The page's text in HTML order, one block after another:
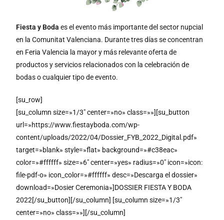
Fiesta y Boda es el evento más importante del sector nupcial
en la Comunitat Valenciana. Durante tres días se concentran
en Feria Valencia la mayor y más relevante oferta de
productos y servicios relacionados con la celebración de
bodas o cualquier tipo de evento.
[su_row]
[su_column size=»1/3″ center=»no» class=»»][su_button
url=»https://www.fiestayboda.com/wp-
content/uploads/2022/04/Dossier_FYB_2022_Digital.pdf»
target=»blank» style=»flat» background=»#c38eac»
color=»#ffffff» size=»6″ center=»yes» radius=»0″ icon=»icon:
file-pdf-o» icon_color=»#ffffff» desc=»Descarga el dossier»
download=»Dosier Ceremonia»]DOSSIER FIESTA Y BODA
2022[/su_button][/su_column] [su_column size=»1/3″
center=»no» class=»»][/su_column]